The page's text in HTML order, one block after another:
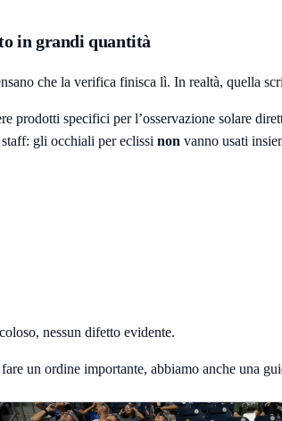
in grandi quantità
che la verifica finisca lì. In realtà, quella
prodotti specifici per l’osservazione solare
gli occhiali per eclissi non vanno usati
nessun difetto evidente.
un ordine importante, abbiamo anche una